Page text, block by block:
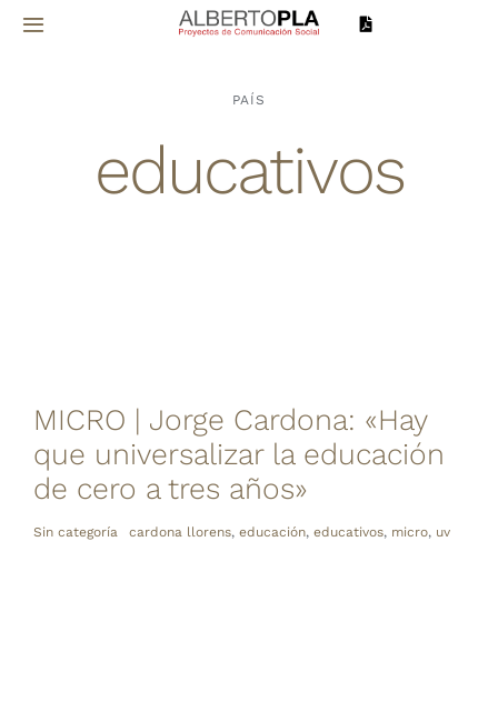
Saltar
Toggle
Inicio
Sobre mí
Contacto
PAÍS
educativos
MICRO | Jorge Cardona: «Hay
que universalizar la educación
de cero a tres años»
Sin categoría cardona llorens, educación, educativos, micro, uv